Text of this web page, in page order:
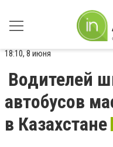
18:10, 8 июня
Водителей
автобусов
в Казахстане